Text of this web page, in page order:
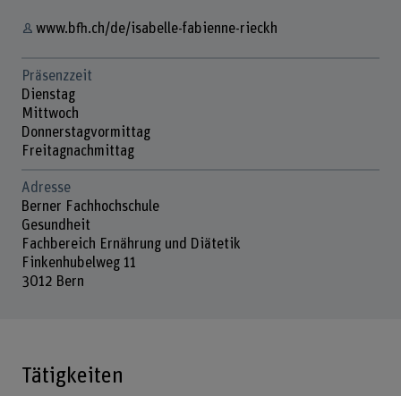
www.bfh.ch/de/isabelle-fabienne-rieckh
Präsenzzeit
Dienstag
Mittwoch
Donnerstagvormittag
Freitagnachmittag
Adresse
Berner Fachhochschule
Gesundheit
Fachbereich Ernährung und Diätetik
Finkenhubelweg 11
3012 Bern
Tätigkeiten